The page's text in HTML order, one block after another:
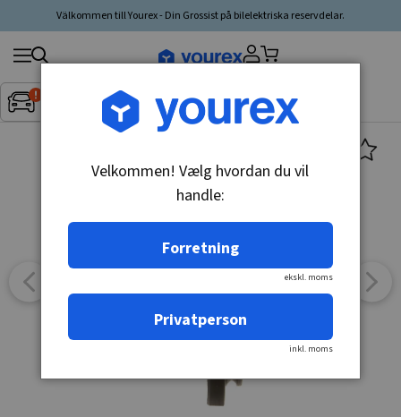
Välkommen till Yourex - Din Grossist på bilelektriska reservdelar.
Inget fordon valt▼
Søg
produkt,
producent,
Velkommen! Vælg hvordan du vil
handle:
Forretning
ekskl. moms
Privatperson
inkl. moms